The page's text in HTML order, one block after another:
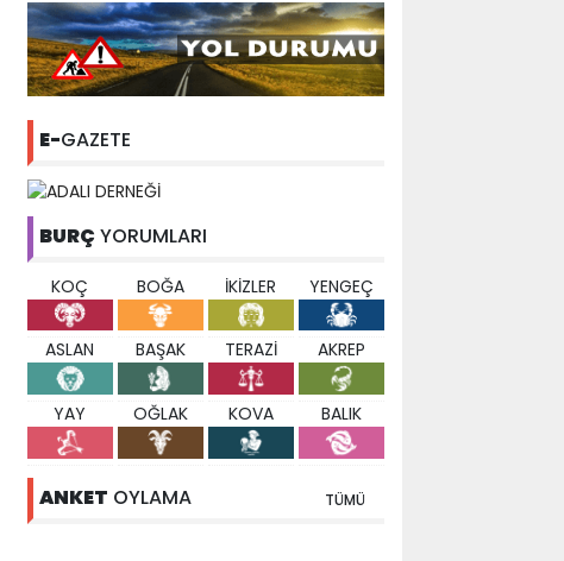
E-GAZETE
BURÇ YORUMLARI
KOÇ BOĞA İKİZLER YENGEÇ
ASLAN BAŞAK TERAZİ AKREP
YAY OĞLAK KOVA BALIK
ANKET OYLAMA TÜMÜ